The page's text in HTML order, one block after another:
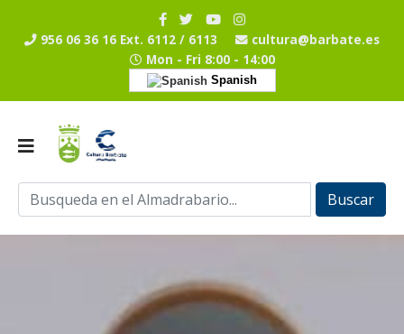
956 06 36 16 Ext. 6112 / 6113
cultura@barbate.es
Mon - Fri 8:00 - 14:00
Spanish
Buscar